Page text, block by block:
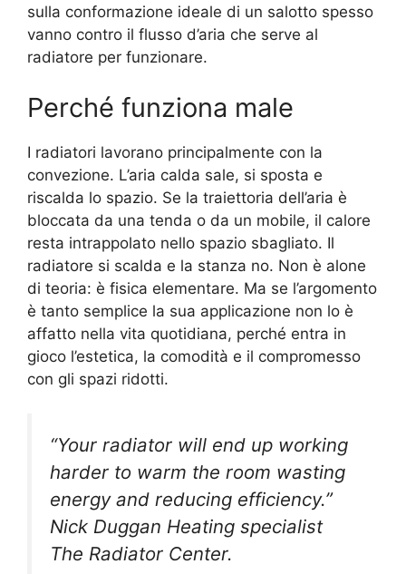
sulla conformazione ideale di un salotto spesso
vanno contro il flusso d’aria che serve al
radiatore per funzionare.
Perché funziona male
I radiatori lavorano principalmente con la
convezione. L’aria calda sale, si sposta e
riscalda lo spazio. Se la traiettoria dell’aria è
bloccata da una tenda o da un mobile, il calore
resta intrappolato nello spazio sbagliato. Il
radiatore si scalda e la stanza no. Non è alone
di teoria: è fisica elementare. Ma se l’argomento
è tanto semplice la sua applicazione non lo è
affatto nella vita quotidiana, perché entra in
gioco l’estetica, la comodità e il compromesso
con gli spazi ridotti.
“Your radiator will end up working
harder to warm the room wasting
energy and reducing efficiency.”
Nick Duggan Heating specialist
The Radiator Center.